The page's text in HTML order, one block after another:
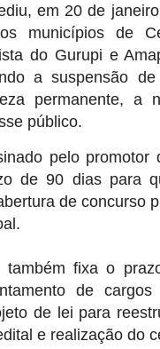
em 20 de
municípios de
do Gurupi e
a suspensão
permanente, a
público.
pelo
de 90 dias para
de concurso
também fixa o
de
de lei para
e realização do